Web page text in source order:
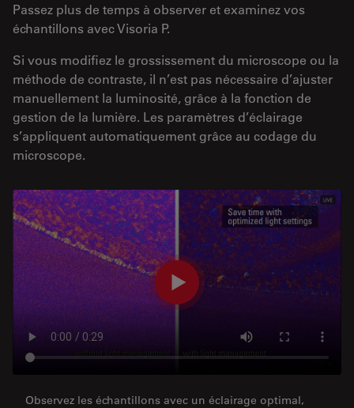
Passez plus de temps à observer et examinez vos
échantillons avec Visoria P.
Si vous modifiez le grossissement du microscope ou la
méthode de contraste, il n’est pas nécessaire d’ajuster
manuellement la luminosité, grâce à la fonction de
gestion de la lumière. Les paramètres d’éclairage
s’appliquent automatiquement grâce au codage du
microscope.
Observez les échantillons avec un éclairage optimal,